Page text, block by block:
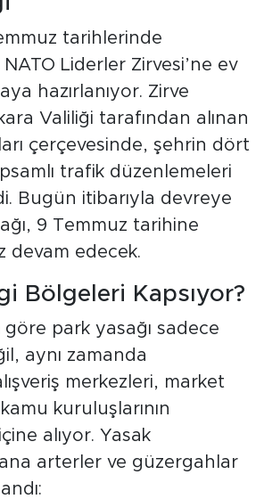
tarihlerinde
Liderler Zirvesi’ne ev
hazırlanıyor. Zirve
Valiliği tarafından alınan
çerçevesinde, şehrin dört
trafik düzenlemeleri
Bugün itibarıyla devreye
9 Temmuz tarihine
devam edecek.
Bölgeleri Kapsıyor?
göre park yasağı sadece
aynı zamanda
merkezleri, market
kuruluşlarının
alıyor. Yasak
ana arterler ve güzergahlar